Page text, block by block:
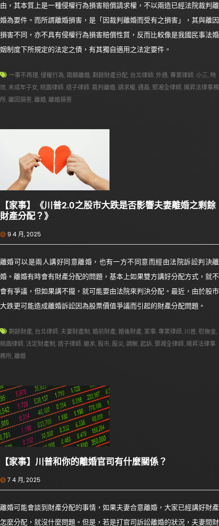
由，其本質上是一種侵權行為損害賠償請求權，不以兩造已經法院裁判離
婚為要件。而所謂離婚損害，是「因裁判離婚而受有之損害」，其與離因
損害不同，亦不具有侵權行為損害賠償性質，反而比較像是我國民事法婚
姻制度下所規定的法定之債，有其獨自適用之法定要件。
一事不再理,侵權行為, 兩願離婚, 剩餘財產分配, 台北律師,外遇,專業律師,小三, 時
效,未成年子女,桃園律師,痞子律師, 裁判離婚,請求權,通姦, 鄧湘全律師, 陽昇法律事務
所,離因損害,離婚,離婚損害
【家事】《川普2.0之股市大跌是否影響夫妻離婚之剩餘
財產分配？》
9 4 月, 2025
離婚可以是兩人講好同意離婚，也有一方不同意而經由法院訴訟判決離
婚。離婚有時會有財產分配的問題，基本上如果雙方講好分配方式，就不
會有爭議，但如果講不攏，就可能要由法院來判決分配。最近，由於股市
大跌更可能造成離婚訴訟因為股票價值爭議而引起的財產分配問題。
剩餘財產, 台北律師, 夫妻財產制 ,婚前財產,婚後財產, 家事,專業律師,川普,慰撫金,
桃園律師, 法定財產制 ,痞子律師,繼承,股市,股災,調解,起訴, 鄧湘全律師, 陽昇法律事
務所,離婚
【家事】川普和你的離婚官司有什麼關係？
7 4 月, 2025
離婚可能會談到財產分配的事情，如果夫妻合意離婚，大家已經講好財產
怎麼分配，就沒什麼問題。但是，若是打官司訴訟離婚的狀況，夫妻間財